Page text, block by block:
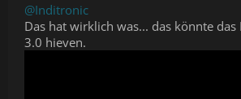
@Inditronic
Das hat wirklich was... das könnte
3.0 hieven.